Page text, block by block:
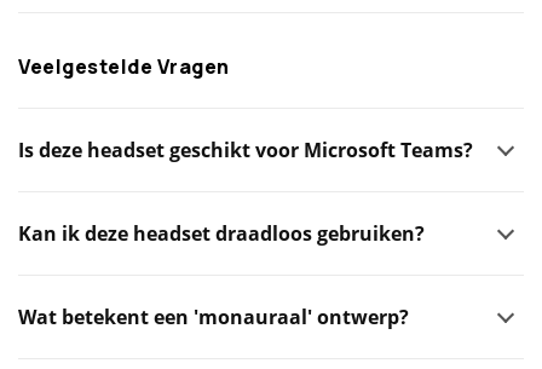
Veelgestelde Vragen
Is deze headset geschikt voor Microsoft Teams?
Kan ik deze headset draadloos gebruiken?
Wat betekent een 'monauraal' ontwerp?